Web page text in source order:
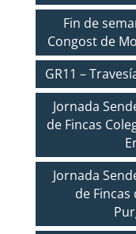
Fin de
Congost de
GR11 –
Jornada
de Fincas
Jornada
de Fincas